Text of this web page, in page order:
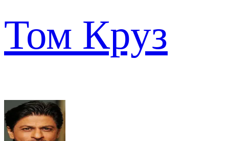
Том Круз